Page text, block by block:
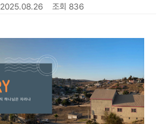
2025.08.26 조회 836